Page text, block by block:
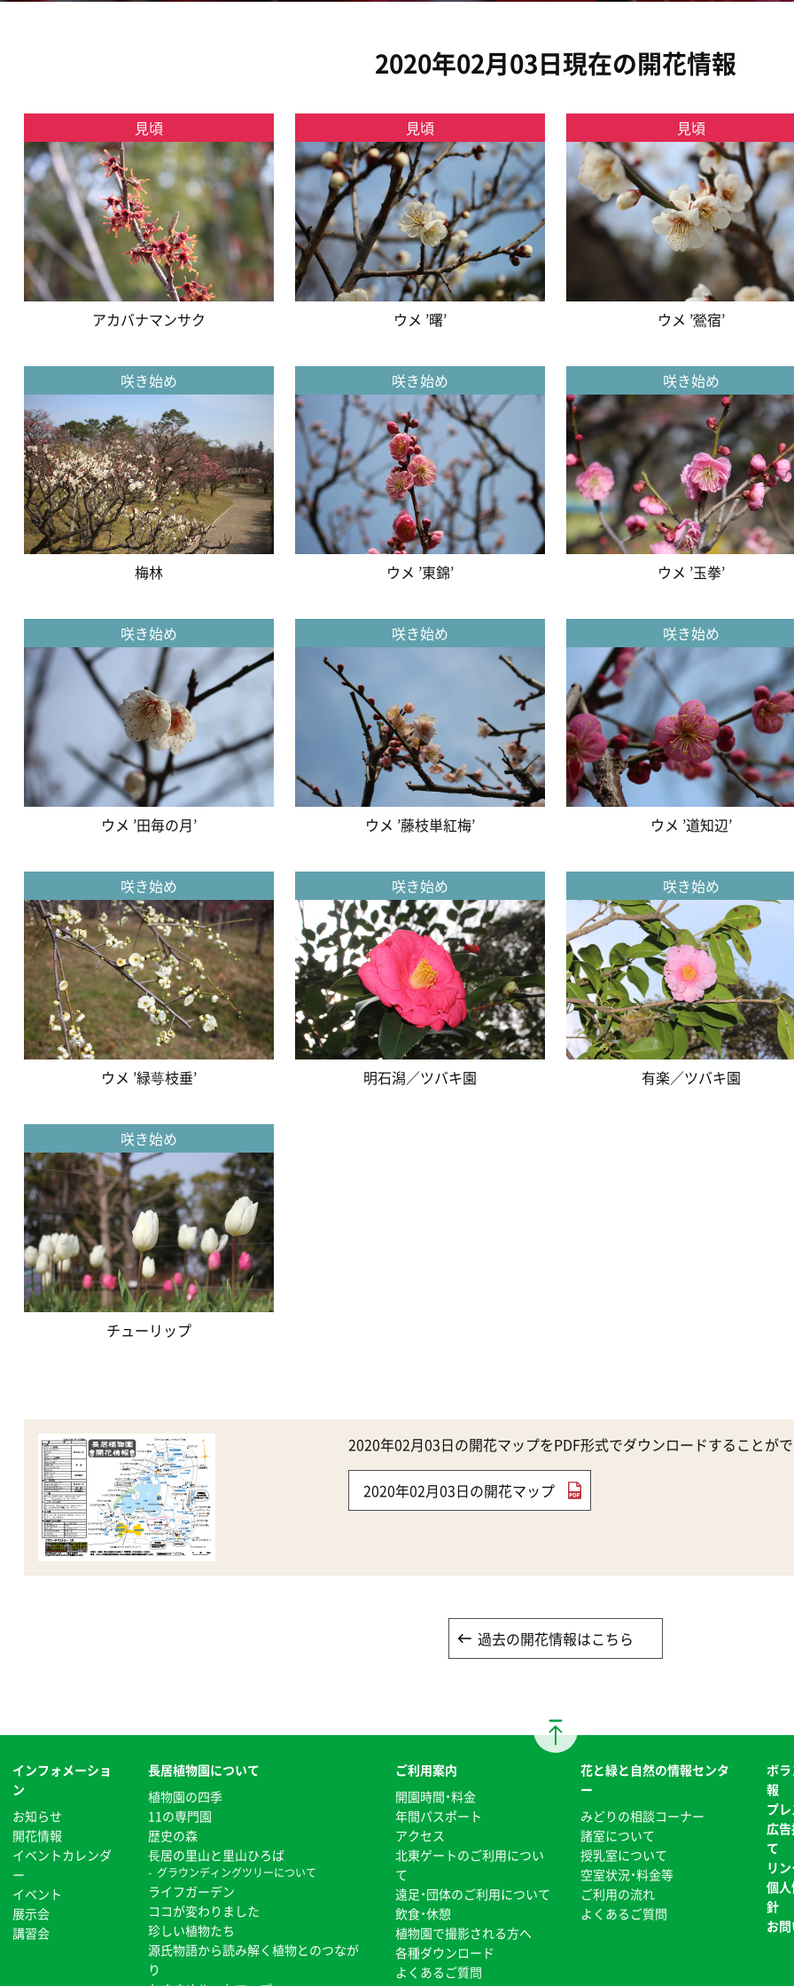
2020年02月03日現在の開花情報
見頃
アカバナマンサク
見頃
ウメ ’曙’
見頃
ウメ ’鶯宿’
咲き始め
梅林
咲き始め
ウメ ’東錦’
咲き始め
ウメ ’玉拳’
咲き始め
ウメ ’田毎の月’
咲き始め
ウメ ’藤枝単紅梅’
咲き始め
ウメ ’道知辺’
咲き始め
ウメ ’緑萼枝垂’
咲き始め
明石潟／ツバキ園
咲き始め
有楽／ツバキ園
咲き始め
チューリップ
2020年02月03日の開花マップをPDF形式でダウンロードすることがで
2020年02月03日の開花マップ
過去の開花情報はこちら
インフォメーショ
ン
お知らせ
開花情報
イベントカレンダ
ー
イベント
展示会
講習会
長居植物園について
植物園の四季
11の専門園
歴史の森
⻑居の里山と里山ひろば
グラウンディングツリーについて
ライフガーデン
ココが変わりました
珍しい植物たち
源氏物語から読み解く植物とのつなが
り
ご利用案内
開園時間・料金
年間パスポート
アクセス
北東ゲートのご利用につい
て
遠足・団体のご利用について
飲食・休憩
植物園で撮影される方へ
各種ダウンロード
よくあるご質問
花と緑と自然の情報センタ
ー
みどりの相談コーナー
諸室について
授乳室について
空室状況・料金等
ご利用の流れ
よくあるご質問
ボ
報
プ
広
て
リ
個
針
お